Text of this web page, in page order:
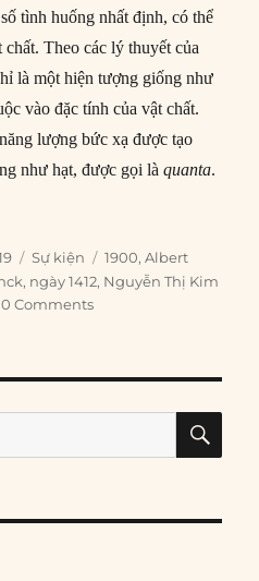
tình huống nhất định, có thể
chất. Theo các lý thuyết của
là một hiện tượng giống như
vào đặc tính của vật chất.
lượng bức xạ được tạo
như hạt, được gọi làquanta.
Sự ra đời của thuyết lượng tử”
Categories
Sự kiện Tags
1900,Albert
, ngày 1412, Nguyễn Thị Kim
0 Comments